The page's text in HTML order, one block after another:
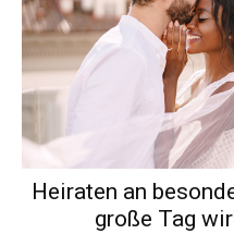
Heiraten an
große Tag